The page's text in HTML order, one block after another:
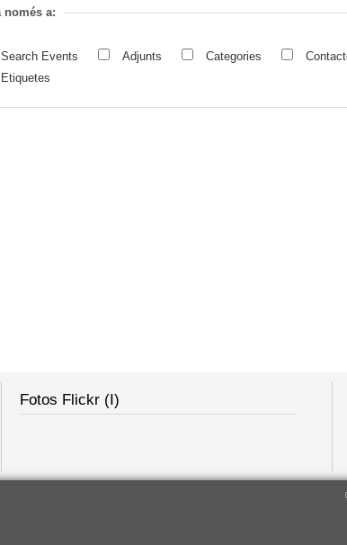
només a:
Search Events Adjunts Categories
Etiquetes
Fotos Flickr (I)